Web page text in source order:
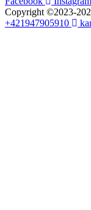
Copyright ©2023-
+421947905910